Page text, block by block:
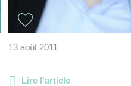
13 août 2011
Lire l'article